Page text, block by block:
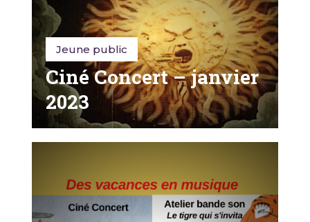
Jeune public
Ciné Concert – janvier
2023